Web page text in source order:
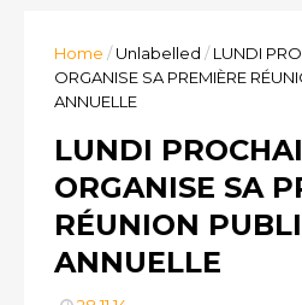
Home /Unlabelled / LUNDI
ORGANISE SA PREMIÈRE
ANNUELLE
LUNDI
ORGANISE SA
RÉUNION
ANNUELLE